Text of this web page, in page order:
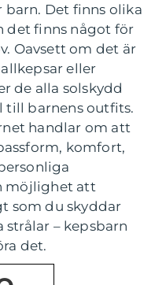
Det finns olika
det finns något för
Oavsett om det är
eller
de alla solskydd
till barnens outfits.
handlar om att
komfort,
möjlighet att
som du skyddar
strålar – kepsbarn
det.